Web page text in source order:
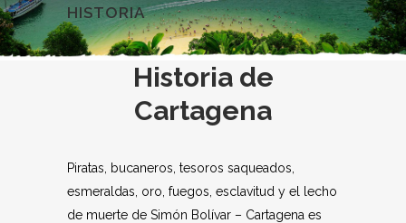
HISTORIA
Historia de
Cartagena
Piratas, bucaneros, tesoros saqueados,
esmeraldas, oro, fuegos, esclavitud y el lecho
de muerte de Simón Bolívar – Cartagena es